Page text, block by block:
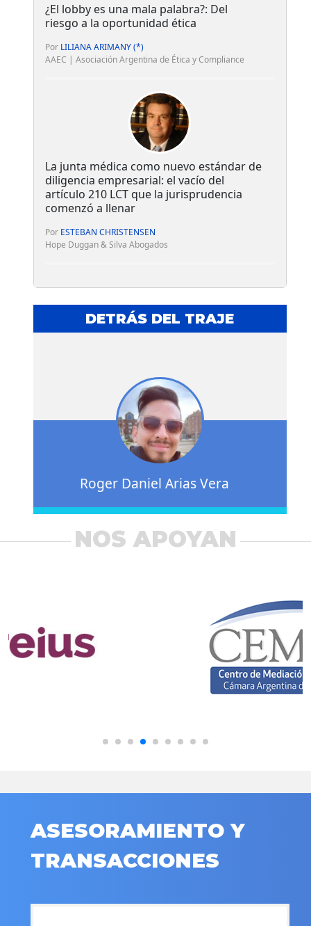
¿El lobby es una mala palabra?: Del
riesgo a la oportunidad ética
Por LILIANA ARIMANY (*)
AAEC | Asociación Argentina de Ética y Compliance
La junta médica como nuevo estándar de
diligencia empresarial: el vacío del
artículo 210 LCT que la jurisprudencia
comenzó a llenar
Por ESTEBAN CHRISTENSEN
Hope Duggan & Silva Abogados
DETRÁS DEL TRAJE
Roger Daniel Arias Vera
NOS APOYAN
ASESORAMIENTO Y
TRANSACCIONES